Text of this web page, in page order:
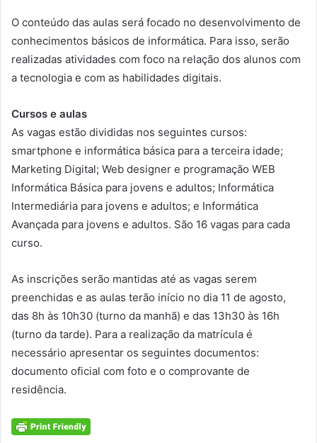
O conteúdo das aulas será focado no desenvolvimento de
conhecimentos básicos de informática. Para isso, serão
realizadas atividades com foco na relação dos alunos com
a tecnologia e com as habilidades digitais.
Cursos e aulas
As vagas estão divididas nos seguintes cursos:
smartphone e informática básica para a terceira idade;
Marketing Digital; Web designer e programação WEB
Informática Básica para jovens e adultos; Informática
Intermediária para jovens e adultos; e Informática
Avançada para jovens e adultos. São 16 vagas para cada
curso.
As inscrições serão mantidas até as vagas serem
preenchidas e as aulas terão início no dia 11 de agosto,
das 8h às 10h30 (turno da manhã) e das 13h30 às 16h
(turno da tarde). Para a realização da matrícula é
necessário apresentar os seguintes documentos:
documento oficial com foto e o comprovante de
residência.